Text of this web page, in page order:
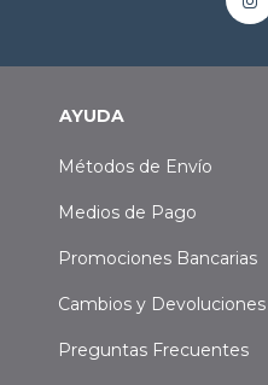
AYUDA
Métodos de Envío
Medios de Pago
Promociones Bancarias
Cambios y Devoluciones
Preguntas Frecuentes